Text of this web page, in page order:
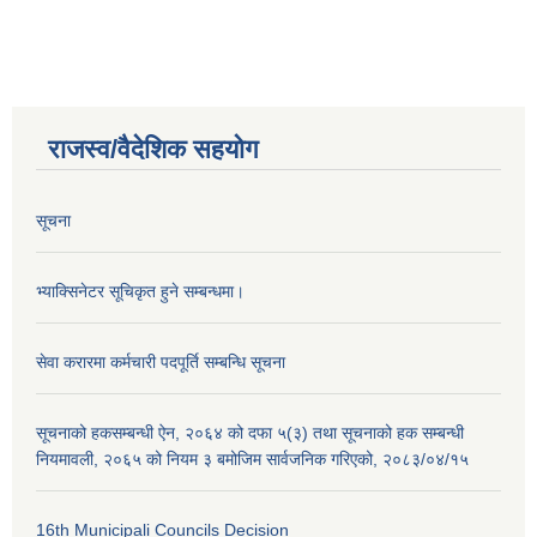
राजस्व/वैदेशिक सहयोग
सूचना
भ्याक्सिनेटर सूचिकृत हुने सम्बन्धमा।
सेवा करारमा कर्मचारी पदपूर्ति सम्बन्धि सूचना
सूचनाको हकसम्बन्धी ऐन, २०६४ को दफा ५(३) तथा सूचनाको हक सम्बन्धी
नियमावली, २०६५ को नियम ३ बमोजिम सार्वजनिक गरिएको, २०८३/०४/१५
16th Municipali Councils Decision